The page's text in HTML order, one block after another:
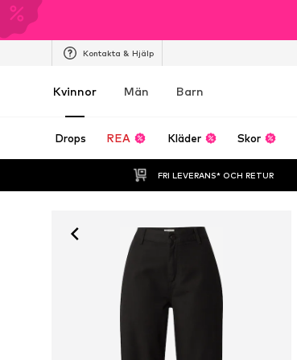
Kontakta & Hjälp
Kvinnor Män Barn
Drops REA Kläder Skor
FRI LEVERANS* OCH RETUR